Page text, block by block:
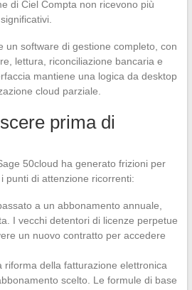
di Ciel Compta non ricevono più
un software di gestione completo, con
lettura, riconciliazione bancaria e
mantiene una logica da desktop
cloud parziale.
prima di
50cloud ha generato frizioni per
punti di attenzione ricorrenti:
a un abbonamento annuale,
I vecchi detentori di licenze perpetue
un nuovo contratto per accedere
riforma della fatturazione elettronica
scelto. Le formule di base